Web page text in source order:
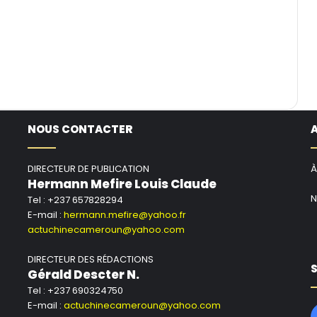
NOUS CONTACTER
DIRECTEUR DE PUBLICATION
Hermann Mefire Louis Claude
Tel : +237 657828294
E-mail : hermann.mefire@yahoo.fr
actuchinecameroun@yahoo.com
DIRECTEUR DES RÉDACTIONS
Gérald Descter N.
Tel : +237 690324750
E-mail : actuchinecameroun@yahoo.com